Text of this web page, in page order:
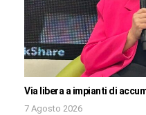
Via libera a impianti di
7 Agosto 2026